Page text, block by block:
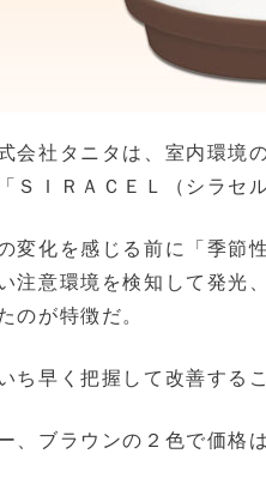
会社タニタは、室内環境
ＳＩＲＡＣＥＬ（シラ
変化を感じる前に「季節
注意環境を検知して発光
のが特徴だ。
ち早く把握して改善する
、ブラウンの２色で価格